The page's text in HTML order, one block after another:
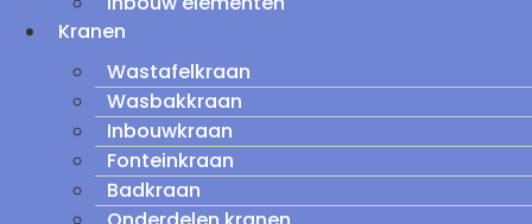
Kranen
Wastafelkraan
Wasbakkraan
Inbouwkraan
Fonteinkraan
Badkraan